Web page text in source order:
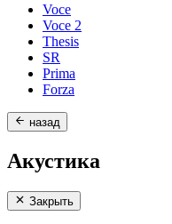
Voce
Voce 2
Thesis
SR
Prima
Forza
назад
Акустика
Закрыть